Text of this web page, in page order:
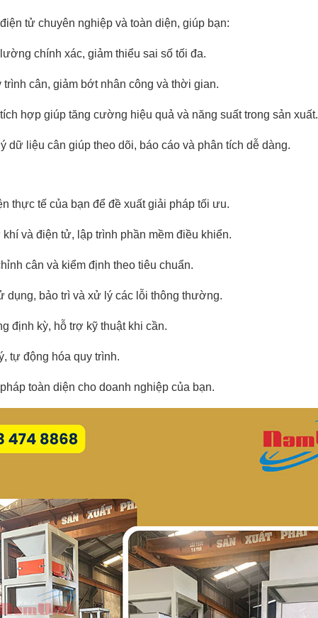
tử chuyên nghiệp và toàn diện, giúp bạn:
chính xác, giảm thiểu sai số tối đa.
cân, giảm bớt nhân công và thời gian.
hợp giúp tăng cường hiệu quả và năng suất trong sản xuất.
dữ liệu cân giúp theo dõi, báo cáo và phân tích dễ dàng.
thực tế của bạn để đề xuất giải pháp tối ưu.
và điện tử, lập trình phần mềm điều khiển.
cân và kiểm định theo tiêu chuẩn.
bảo trì và xử lý các lỗi thông thường.
định kỳ, hỗ trợ kỹ thuật khi cần.
tự động hóa quy trình.
toàn diện cho doanh nghiệp của bạn.